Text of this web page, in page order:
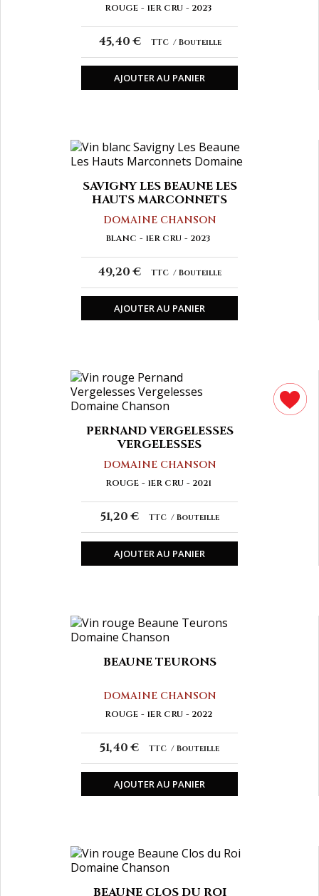
ROUGE 1ER CRU 2023
45,40 € TTC Bouteille
AJOUTER AU PANIER
SAVIGNY LES BEAUNE LES
HAUTS MARCONNETS
DOMAINE CHANSON
BLANC 1ER CRU 2023
49,20 € TTC Bouteille
AJOUTER AU PANIER
PERNAND VERGELESSES
VERGELESSES
DOMAINE CHANSON
ROUGE 1ER CRU 2021
51,20 € TTC Bouteille
AJOUTER AU PANIER
BEAUNE TEURONS
DOMAINE CHANSON
ROUGE 1ER CRU 2022
51,40 € TTC Bouteille
AJOUTER AU PANIER
BEAUNE CLOS DU ROI